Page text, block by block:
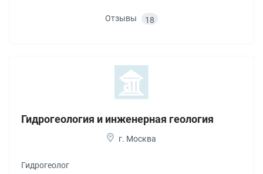
Отзывы 18
Гидрогеология и инженерная геология
г. Москва
Гидрогеолог